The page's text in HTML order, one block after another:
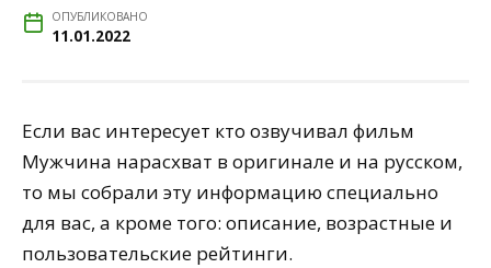
ОПУБЛИКОВАНО
11.01.2022
Если вас интересует кто озвучивал фильм
Мужчина нарасхват в оригинале и на русском,
то мы собрали эту информацию специально
для вас, а кроме того: описание, возрастные и
пользовательские рейтинги.